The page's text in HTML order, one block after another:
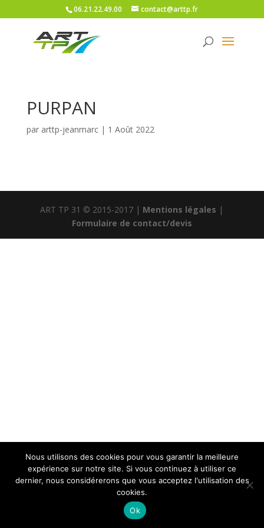
06.21.22.49.00 contact@arttp.fr
PURPAN
par arttp-jeanmarc| 1 Août 2022
ART TP 31 © 2015-2017 | Mentions légales |
Formulaire de contact/devis
Nous utilisons des cookies pour vous garantir la meilleure
expérience sur notre site. Si vous continuez à utiliser ce
dernier, nous considérerons que vous acceptez l'utilisation des
cookies.
Ok